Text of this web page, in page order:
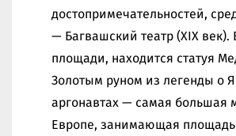
достопримечательностей,
— Багвашский театр (XIX век).
площади, находится статуя
Золотым руном из легенды о
аргонавтах — самая большая
Европе, занимающая площадь